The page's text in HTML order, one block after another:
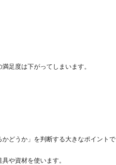
足度は下がってしまいます。
どうか」を判断する大きなポイントで
や資材を使います。